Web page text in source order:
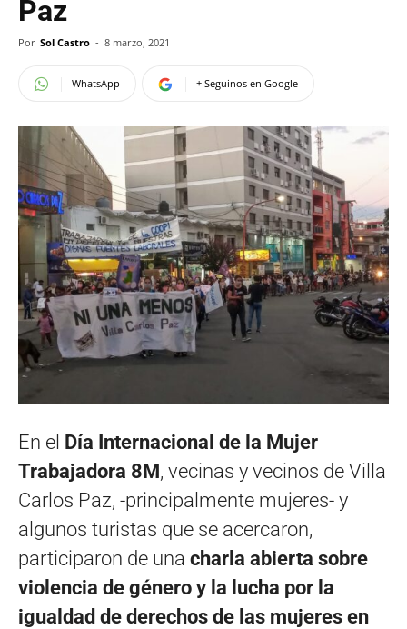
Paz
Por Sol Castro - 8 marzo, 2021
WhatsApp + Seguinos en Google
En el Día Internacional de la Mujer
Trabajadora 8M, vecinas y vecinos de Villa
Carlos Paz, -principalmente mujeres- y
algunos turistas que se acercaron,
participaron de una charla abierta sobre
violencia de género y la lucha por la
igualdad de derechos de las mujeres en